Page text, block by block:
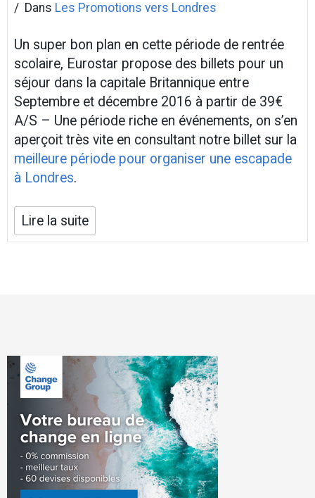
Dans Les Promotions vers Londres
Un super bon plan en cette période de rentrée
scolaire, Eurostar propose des billets pour un
séjour dans la capitale Britannique entre
Septembre et décembre 2016 à partir de 39€
A/S – Une période riche en événements, on s’en
aperçoit très vite en consultant notre billet sur la
meilleure période pour organiser une escapade
à Londres.
Lire la suite